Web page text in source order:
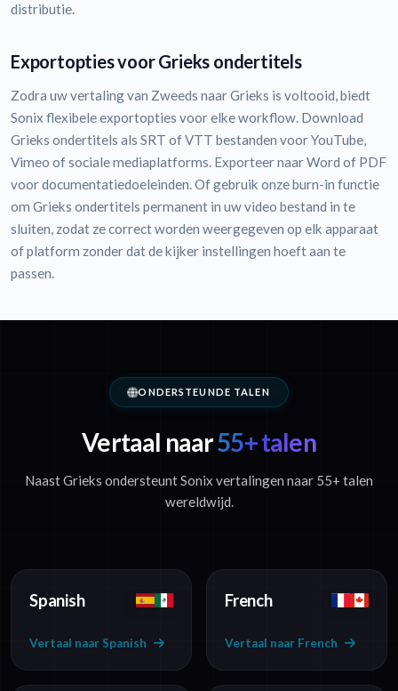
distributie.
Exportopties voor Grieks ondertitels
Zodra uw vertaling van Zweeds naar Grieks is voltooid, biedt
Sonix flexibele exportopties voor elke workflow. Download
Grieks ondertitels als SRT of VTT bestanden voor YouTube,
Vimeo of sociale mediaplatforms. Exporteer naar Word of PDF
voor documentatiedoeleinden. Of gebruik onze burn-in functie
om Grieks ondertitels permanent in uw video bestand in te
sluiten, zodat ze correct worden weergegeven op elk apparaat
of platform zonder dat de kijker instellingen hoeft aan te
passen.
ONDERSTEUNDE TALEN
Vertaal naar55+ talen
Naast Grieks ondersteunt Sonix vertalingen naar 55+ talen
wereldwijd.
Spanish
Vertaal naar Spanish
French
Vertaal naar French